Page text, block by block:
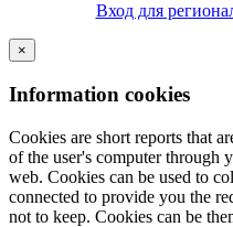
Вход для
×
Information cookies
Cookies are short reports that
of the user's computer through
web. Cookies can be used to
connected to provide you the
not to keep. Cookies can be